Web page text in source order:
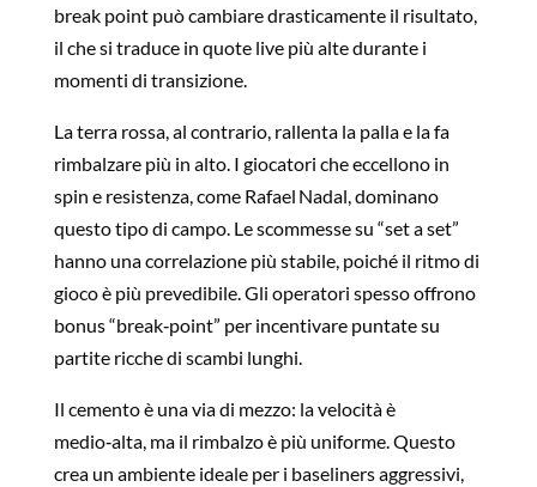
break point può cambiare drasticamente il risultato,
il che si traduce in quote live più alte durante i
momenti di transizione.
La terra rossa, al contrario, rallenta la palla e la fa
rimbalzare più in alto. I giocatori che eccellono in
spin e resistenza, come Rafael Nadal, dominano
questo tipo di campo. Le scommesse su “set a set”
hanno una correlazione più stabile, poiché il ritmo di
gioco è più prevedibile. Gli operatori spesso offrono
bonus “break‑point” per incentivare puntate su
partite ricche di scambi lunghi.
Il cemento è una via di mezzo: la velocità è
medio‑alta, ma il rimbalzo è più uniforme. Questo
crea un ambiente ideale per i baseliners aggressivi,